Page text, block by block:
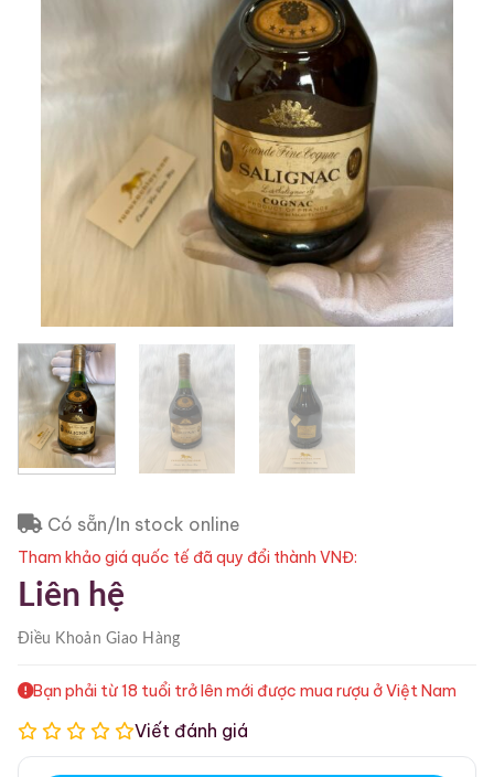
Có sẵn/In stock online
Tham khảo giá quốc tế đã quy đổi thành VNĐ:
Liên hệ
Điều KhoảnGiao Hàng
Bạn phải từ 18 tuổi trở lên mới được mua rượu ở Việt Nam
Viết đánh giá